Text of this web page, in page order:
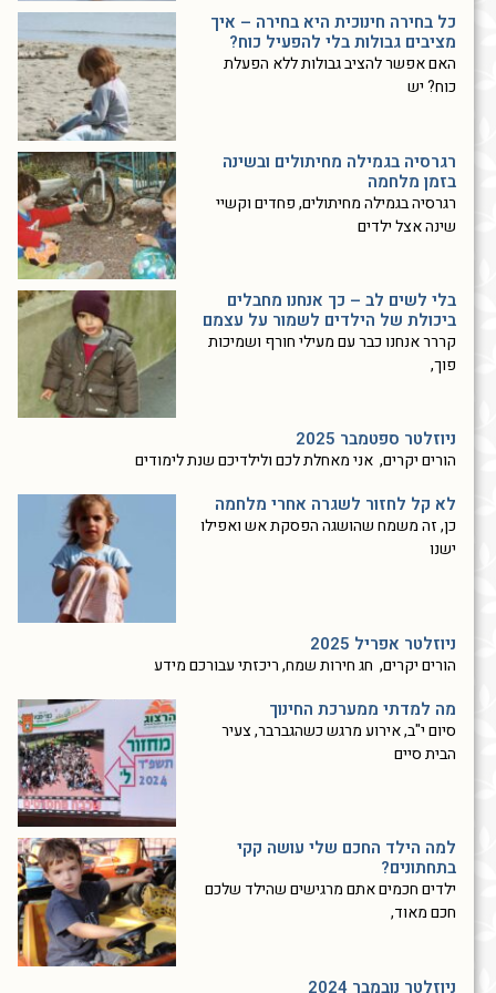
כל בחירה חינוכית היא בחירה – איך
מציבים גבולות בלי להפעיל כוח?
האם אפשר להציב גבולות ללא הפעלת
כוח? יש
רגרסיה בגמילה מחיתולים ובשינה
בזמן מלחמה
רגרסיה בגמילה מחיתולים, פחדים וקשיי
שינה אצל ילדים
בלי לשים לב – כך אנחנו מחבלים
ביכולת של הילדים לשמור על עצמם
קררר אנחנו כבר עם מעילי חורף ושמיכות
פוך,
ניוזלטר ספטמבר 2025
הורים יקרים, אני מאחלת לכם ולילדיכם שנת לימודים
לא קל לחזור לשגרה אחרי מלחמה
כן, זה משמח שהושגה הפסקת אש ואפילו
ישנו
ניוזלטר אפריל 2025
הורים יקרים, חג חירות שמח, ריכזתי עבורכם מידע
מה למדתי ממערכת החינוך
סיום י"ב, אירוע מרגש כשהגברבר, צעיר
הבית סיים
למה הילד החכם שלי עושה קקי
בתחתונים?
ילדים חכמים אתם מרגישים שהילד שלכם
חכם מאוד,
ניוזלטר נובמבר 2024